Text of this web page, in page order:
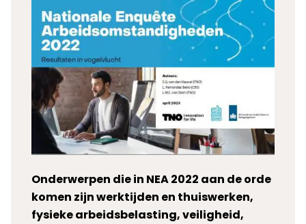
Onderwerpen die in NEA 2022 aan de orde
komen zijn werktijden en thuiswerken,
fysieke arbeidsbelasting, veiligheid,